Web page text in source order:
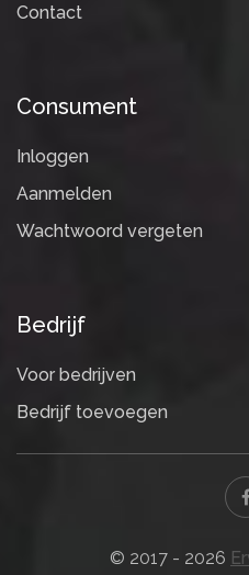
Contact
Consument
Inloggen
Aanmelden
Wachtwoord vergeten
Bedrijf
Voor bedrijven
Bedrijf toevoegen
© 2017 - 2026